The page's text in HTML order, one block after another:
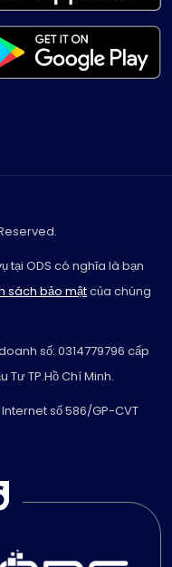
tại ODS có nghĩa là bạn
sách bảo mậtcủa chúng
số: 0314779796 cấp
Tư TP.Hồ Chí Minh.
số 586/GP-CVT